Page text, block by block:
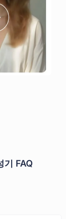
기 FAQ